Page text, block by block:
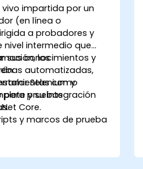
impartida por un
(en línea o
a probadores y
nivel intermedio que
sus conocimientos y
automatizadas,
como
y su integración
Core.
los
Selenium y
para pruebas
y marcos de prueba
automatizadas
Oracle APEX y .Net